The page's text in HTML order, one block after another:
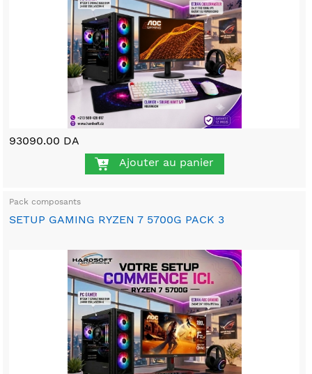
93090.00 DA
Ajouter au panier
Pack composants
SETUP GAMING RYZEN 7 5700G PACK 3